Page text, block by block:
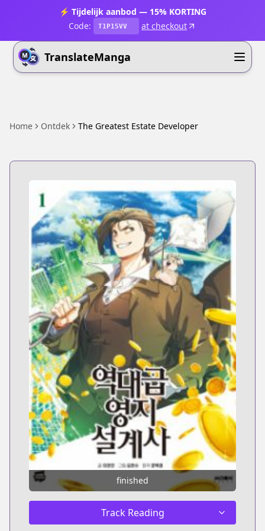
⚡ Tijdelijk aanbod — 15% KORTING
Code:
T1P15VV at checkout
TranslateManga
Home Ontdek The Greatest Estate Developer
finished
Track Reading